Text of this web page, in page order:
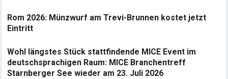
Rom 2026: Münzwurf am Trevi-Brunnen kostet jetzt
Eintritt
Wohl längstes Stück stattfindende MICE Event im
deutschsprachigen Raum: MICE Branchentreff
Starnberger See wieder am 23. Juli 2026